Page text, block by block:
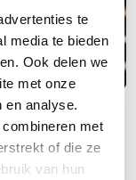
te
media te bieden
Ook delen we
met onze
en analyse.
met
of die ze
van hun